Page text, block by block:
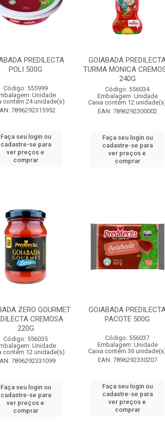
PREDILECTA
POLI 500G
Código: 555999
Unidade
contém 24 unidade(s)
7896292315952
Faça seu login ou
cadastre-se para
ver preços e
comprar
GOIABADA
TURMA MONICA
240G
Código: 556034
Embalagem: Unidade
Caixa contém 12
EAN: 7896292300002
Faça seu login ou
cadastre-se para
ver preços e
comprar
ZERO GOURMET
CREMOSA
220G
Código: 556035
Unidade
contém 12 unidade(s)
7896292331099
Faça seu login ou
cadastre-se para
ver preços e
comprar
GOIABADA
PACOTE 500G
Código: 556037
Embalagem: Unidade
Caixa contém 36
EAN: 7896292330207
Faça seu login ou
cadastre-se para
ver preços e
comprar